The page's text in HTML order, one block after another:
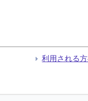
利用される